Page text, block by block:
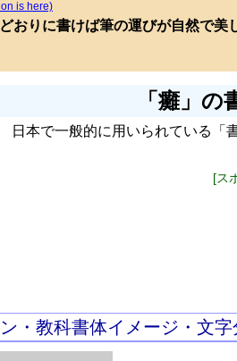
is here)
おりに書けば筆の運びが自然で美
「癱」の
日本で一般的に用いられている「
[ス
・教科書体イメージ・文字